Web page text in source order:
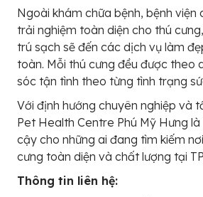
Ngoài khám chữa bệnh, bệnh viện
trải nghiệm toàn diện cho thú
trú sạch sẽ đến các dịch vụ làm
toàn. Mỗi thú cưng đều được theo
sóc tận tình theo từng tình trạng
Với định hướng chuyên nghiệp và
Pet Health Centre Phú Mỹ Hưng
cậy cho những ai đang tìm kiếm
cưng toàn diện và chất lượng tại
Thông tin liên hệ: